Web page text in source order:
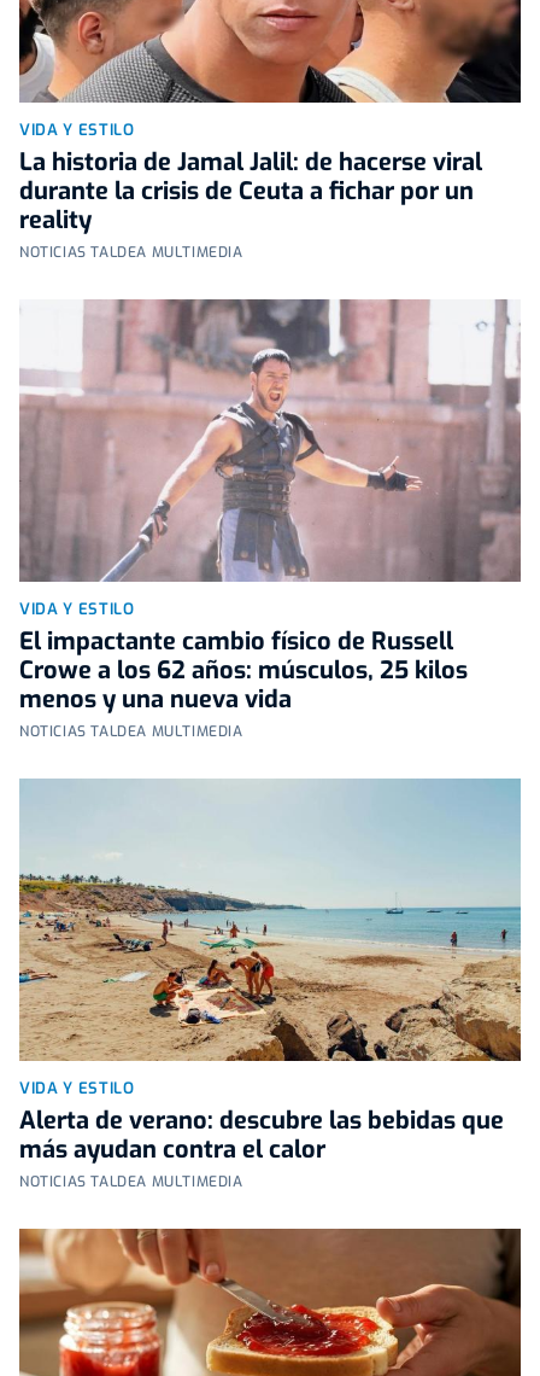
VIDA Y ESTILO
La historia de Jamal Jalil: de hacerse viral
durante la crisis de Ceuta a fichar por un
reality
NOTICIAS TALDEA MULTIMEDIA
VIDA Y ESTILO
El impactante cambio físico de Russell
Crowe a los 62 años: músculos, 25 kilos
menos y una nueva vida
NOTICIAS TALDEA MULTIMEDIA
VIDA Y ESTILO
Alerta de verano: descubre las bebidas que
más ayudan contra el calor
NOTICIAS TALDEA MULTIMEDIA